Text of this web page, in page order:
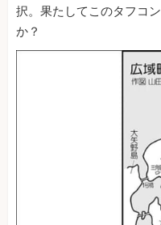
択。果たしてこのタフコ
か？